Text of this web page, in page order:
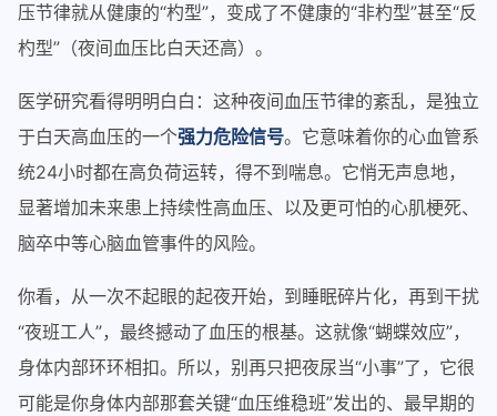
压节律就从健康的“杓型”，变成了不健康的“非杓型”甚至“反
杓型”（夜间血压比白天还高）。
医学研究看得明明白白：这种夜间血压节律的紊乱，是独立
于白天高血压的一个强力危险信号。它意味着你的心血管系
统24小时都在高负荷运转，得不到喘息。它悄无声息地，
显著增加未来患上持续性高血压、以及更可怕的心肌梗死、
脑卒中等心脑血管事件的风险。
你看，从一次不起眼的起夜开始，到睡眠碎片化，再到干扰
“夜班工人”，最终撼动了血压的根基。这就像“蝴蝶效应”，
身体内部环环相扣。所以，别再只把夜尿当“小事”了，它很
可能是你身体内部那套关键“血压维稳班”发出的、最早期的